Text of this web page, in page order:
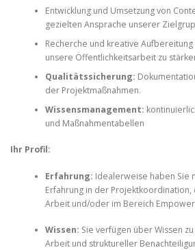
Entwicklung und Umsetzung von
gezielten Ansprache unserer
Recherche und kreative
unsere Öffentlichkeitsarbeit zu
Qualitätssicherung:
der Projektmaßnahmen.
Wissensmanagement:
und Maßnahmentabellen
Ihr Profil:
Erfahrung: Idealerweise haben Sie
Erfahrung in der
Arbeit und/oder im Bereich
Wissen: Sie verfügen über Wissen
Arbeit und struktureller